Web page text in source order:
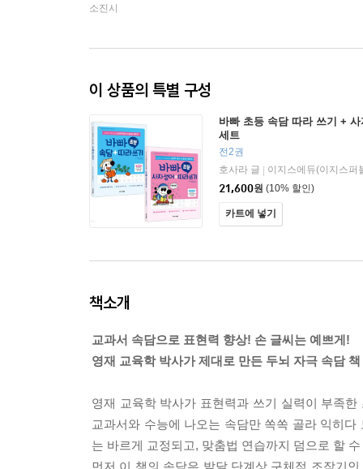
소진시
이 상품의 특별 구성
바빠 초등 속담 따라 쓰기 +
세트
전2권
호사라 글
이지스에듀(이지스퍼
21,600원 (10% 할인)
카트에 넣기
책소개
교과서 속담으로 표현력 향상! 손 글씨는 예쁘게!
영재 교육학 박사가 제대로 만든 두뇌 자극 속담 책
영재 교육학 박사가 표현력과 쓰기 실력이 부족
교과서와 수능에 나오는 속담만 쏙쏙 골라 익히
는 바르게 교정되고, 맞춤법 연습까지 덤으로 할